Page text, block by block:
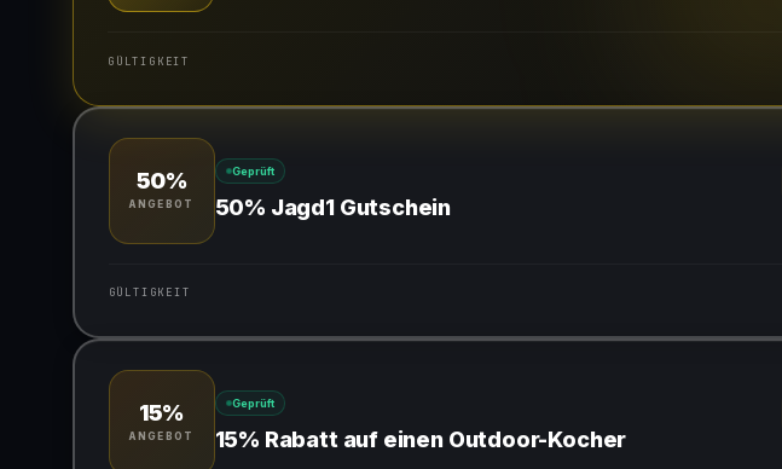
GÜLTIGKEIT
Gültig für teilnehmende Produkte
50%
ANGEBOT
Geprüft
50% Jagd1 Gutschein
GÜLTIGKEIT
Gültig für teilnehmende Produkte
15%
ANGEBOT
Geprüft
15% Rabatt auf einen Outdoor-Kocher